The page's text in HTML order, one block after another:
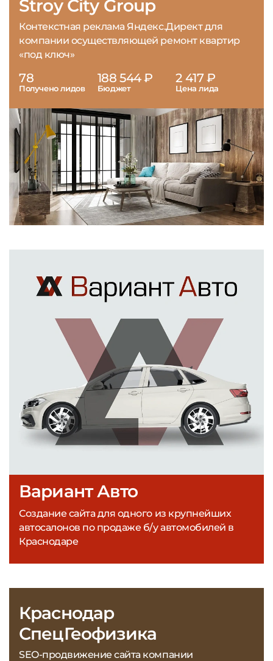
Вариант Авто
Создание сайта для одного из крупнейших
автосалонов по продаже б/у автомобилей в
Краснодаре
Stroy City Group
Контекстная реклама Яндекс.Директ для
компании осуществляющей ремонт квартир
«под ключ»
78
Получено лидов
188 544 ₽
Бюджет
2 417 ₽
Цена лида
Краснодар
СпецГеофизика
SEO-продвижение сайта компании